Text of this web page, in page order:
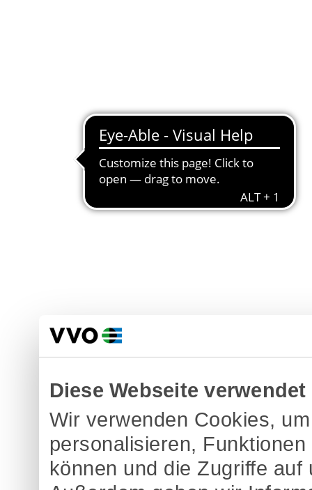
Diese Webseite
Wir verwenden Cookies,
personalisieren,
können und die Zugriffe